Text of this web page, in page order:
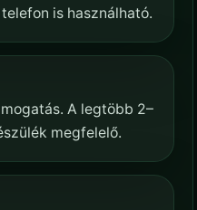
is használható.
A legtöbb 2–
megfelelő.